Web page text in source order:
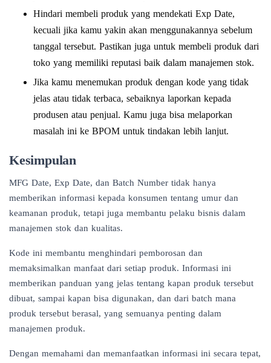
Hindari membeli produk yang mendekati Exp Date,
kecuali jika kamu yakin akan menggunakannya sebelum
tanggal tersebut. Pastikan juga untuk membeli produk dari
toko yang memiliki reputasi baik dalam manajemen stok.
Jika kamu menemukan produk dengan kode yang tidak
jelas atau tidak terbaca, sebaiknya laporkan kepada
produsen atau penjual. Kamu juga bisa melaporkan
masalah ini ke BPOM untuk tindakan lebih lanjut.
Kesimpulan
MFG Date, Exp Date, dan Batch Number tidak hanya
memberikan informasi kepada konsumen tentang umur dan
keamanan produk, tetapi juga membantu pelaku bisnis dalam
manajemen stok dan kualitas.
Kode ini membantu menghindari pemborosan dan
memaksimalkan manfaat dari setiap produk. Informasi ini
memberikan panduan yang jelas tentang kapan produk tersebut
dibuat, sampai kapan bisa digunakan, dan dari batch mana
produk tersebut berasal, yang semuanya penting dalam
manajemen produk.
Dengan memahami dan memanfaatkan informasi ini secara tepat,